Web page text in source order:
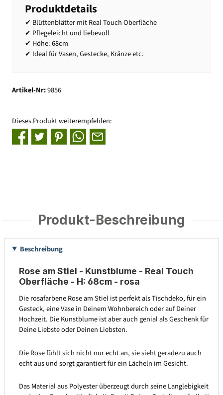
Produktdetails
✔ Blüttenblätter mit Real Touch Oberfläche
✔ Pflegeleicht und liebevoll
✔ Höhe: 68cm
✔ Ideal für Vasen, Gestecke, Kränze etc.
Artikel-Nr:9856
Dieses Produkt weiterempfehlen:
Produkt-Beschreibung
Beschreibung
Rose am Stiel - Kunstblume - Real Touch
Oberfläche - H: 68cm - rosa
Die rosafarbene Rose am Stiel ist perfekt als Tischdeko, für ein
Gesteck, eine Vase in Deinem Wohnbereich oder auf Deiner
Hochzeit. Die Kunstblume ist aber auch genial als Geschenk für
Deine Liebste oder Deinen Liebsten.
Die Rose fühlt sich nicht nur echt an, sie sieht geradezu auch
echt aus und sorgt garantiert für ein Lächeln im Gesicht.
Das Material aus Polyester überzeugt durch seine Langlebigkeit